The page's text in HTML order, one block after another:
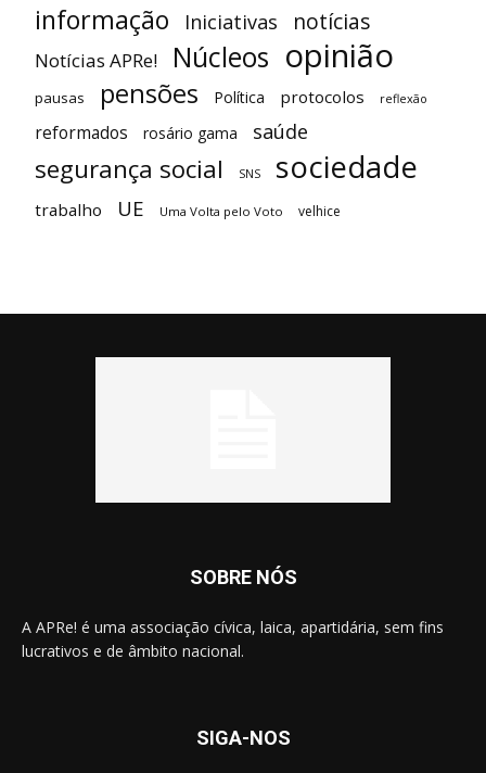
informação Iniciativas notícias
Notícias APRe! Núcleos opinião
pausas pensões Política protocolos reflexão
reformados rosário gama saúde
segurança social SNS sociedade
trabalho UE Uma Volta pelo Voto velhice
SOBRE NÓS
A APRe! é uma associação cívica, laica, apartidária, sem fins
lucrativos e de âmbito nacional.
SIGA-NOS